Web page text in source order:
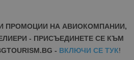
ПРОМОЦИИ НА АВИОКОМПАНИИ,
- ПРИСЪЕДИНЕТЕ СЕ КЪМ
- ВКЛЮЧИ СЕ ТУК!